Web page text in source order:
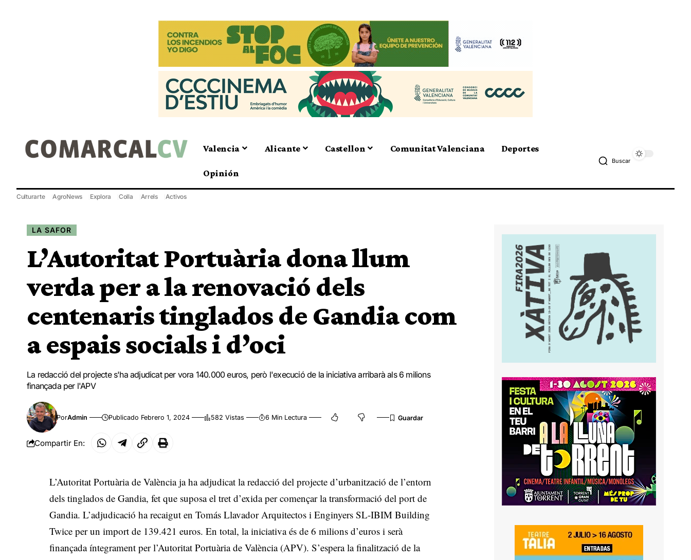
Valencia Alicante Castellon Comunitat Valenciana Deportes
Opinión
Buscar
Culturarte AgroNews Explora Colla Arrels Activos
LA SAFOR
L’Autoritat Portuària dona llum
verda per a la renovació dels
centenaris tinglados de Gandia com
a espais socials i d’oci
La redacció del projecte s'ha adjudicat per vora 140.000 euros, però l'execució de la iniciativa arribarà als 6 milions
finançada per l'APV
PorAdmin Publicado Febrero 1, 2024 582 Vistas 6 Min Lectura
Compartir En:
L’Autoritat Portuària de València ja ha adjudicat la redacció del projecte d’urbanització de l’entorn
dels tinglados de Gandia, fet que suposa el tret d’exida per començar la transformació del port de
Gandia. L’adjudicació ha recaigut en Tomás Llavador Arquitectos i Enginyers SL-IBIM Building
Twice per un import de 139.421 euros. En total, la iniciativa és de 6 milions d’euros i serà
finançada íntegrament per l’Autoritat Portuària de València (APV). S’espera la finalització de la